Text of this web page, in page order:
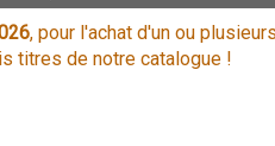
, pour l'achat d'un ou
titres de notre catalogue !